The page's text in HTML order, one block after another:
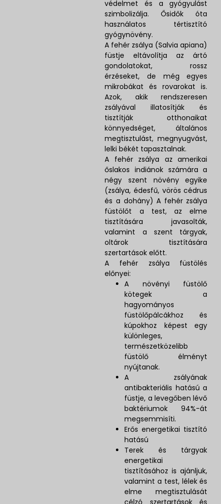
védelmet és a gyógyulást
szimbolizálja. Ősidők óta
használatos tértisztító
gyógynövény.
A fehér zsálya (Salvia apiana)
füstje eltávolítja az ártó
gondolatokat, rossz
érzéseket, de még egyes
mikrobákat és rovarokat is.
Azok, akik rendszeresen
zsályával illatosítják és
tisztítják otthonaikat
könnyedséget, általános
megtisztulást, megnyugvást,
lelki békét tapasztalnak.
A fehér zsálya az amerikai
őslakos indiánok számára a
négy szent növény egyike
(zsálya, édesfű, vörös cédrus
és a dohány) A fehér zsálya
füstölőt a test, az elme
tisztítására javasolták,
valamint a szent tárgyak,
oltárok tisztítására
szertartások előtt.
A fehér zsálya füstölés
előnyei:
A növényi füstölő
kötegek a
hagyományos
füstölőpálcákhoz és
kúpokhoz képest egy
különleges,
természetközelibb
füstölő élményt
nyújtanak.
A zsályának
antibakteriális hatású a
füstje, a levegőben lévő
baktériumok 94%-át
megsemmisíti.
Erős energetikai tisztító
hatású
Terek és tárgyak
energetikai
tisztításához is ajánljuk,
valamint a test, lélek és
elme megtisztulását
célzó szertartások és